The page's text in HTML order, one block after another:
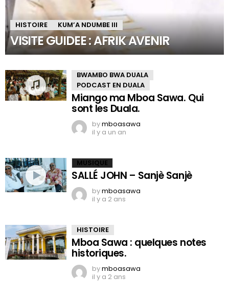
HISTOIRE KUM’A NDUMBE III
VISITE GUIDEE : AFRIK AVENIR
BWAMBO BWA DUALA
PODCAST EN DUALA
Miango ma Mboa Sawa. Qui
sont les Duala.
bymboasawa
il y a un an
MUSIQUE
SALLÉ JOHN – Sanjè Sanjè
bymboasawa
il y a 2 ans
HISTOIRE
Mboa Sawa : quelques notes
historiques.
bymboasawa
il y a 2 ans